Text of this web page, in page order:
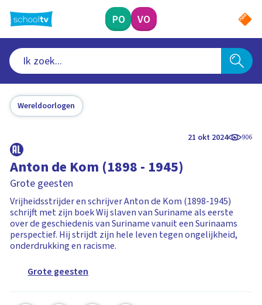
naar
hoofdinhoud
PO VO
Wereldoorlogen
21 okt 2024 906
Anton de Kom (1898 - 1945)
Grote geesten
Vrijheidsstrijder en schrijver Anton de Kom (1898-1945)
schrijft met zijn boek Wij slaven van Suriname als eerste
over de geschiedenis van Suriname vanuit een Surinaams
perspectief. Hij strijdt zijn hele leven tegen ongelijkheid,
onderdrukking en racisme.
Grote geesten